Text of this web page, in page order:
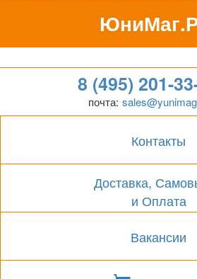
Гипермаркет
8 (495) 201-
почта:
Контакты
Доставка,
и Оплата
Вакансии